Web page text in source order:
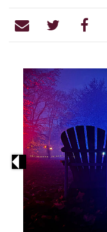
Previous